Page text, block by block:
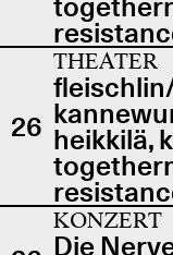
26
THEATER
heikkilä,
KONZERT
Die